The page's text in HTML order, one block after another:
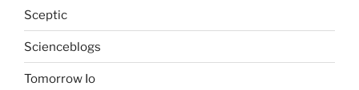
Sceptic
Scienceblogs
Tomorrow Io